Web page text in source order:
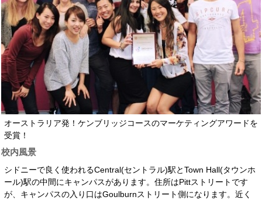
オーストラリア発！ケンブリッジコースのマーケティングアワードを
受賞！
校内風景
シドニーで良く使われるCentral(セントラル)駅とTown Hall(タウンホ
ール)駅の中間にキャンパスがあります。住所はPittストリートです
が、キャンパスの入り口はGoulburnストリート側になります。近く